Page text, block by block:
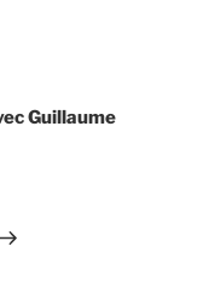
Guillaume